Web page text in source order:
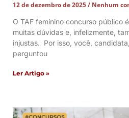
12 de dezembro de 2025
Nenhum
O TAF feminino concurso público
muitas dúvidas e, infelizmente,
injustas. Por isso, você,
perguntou
Ler Artigo »